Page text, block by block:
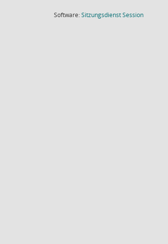
Software:SitzungsdienstSession(Wird in